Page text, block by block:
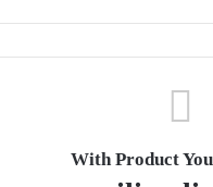
With Product